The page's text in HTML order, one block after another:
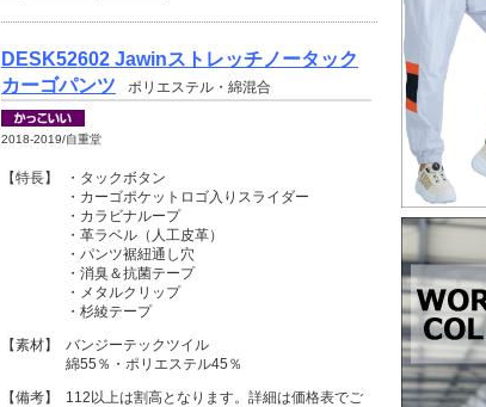
DESK52602 Jawinストレッチノータック
カーゴパンツ
ポリエステル・綿混合
2018-2019/自重堂
【特長】
・タックボタン
・カーゴポケットロゴ入りスライダー
・カラビナループ
・革ラベル（人工皮革）
・パンツ裾紐通し穴
・消臭＆抗菌テープ
・メタルクリップ
・杉綾テープ
【素材】
バンジーテックツイル
綿55％・ポリエステル45％
【備考】
112以上は割高となります。詳細は価格表でご